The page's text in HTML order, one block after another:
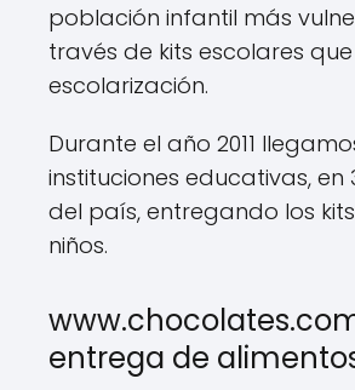
población infantil más
través de kits escolares
escolarización.
Durante el año 2011
instituciones educativas, en
del país, entregando los
niños.
entrega de